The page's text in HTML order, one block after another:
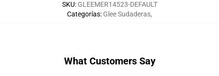
SKU: GLEEMER14523-DEFAULT
Categorías: Glee Sudaderas,
What Customers Say